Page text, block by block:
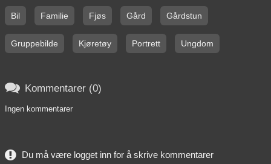
Bil Familie Fjøs Gård Gårdstun
Gruppebilde Kjøretøy Portrett Ungdom
 Kommentarer (0)
Ingen kommentarer
Du må være logget inn for å skrive kommentarer